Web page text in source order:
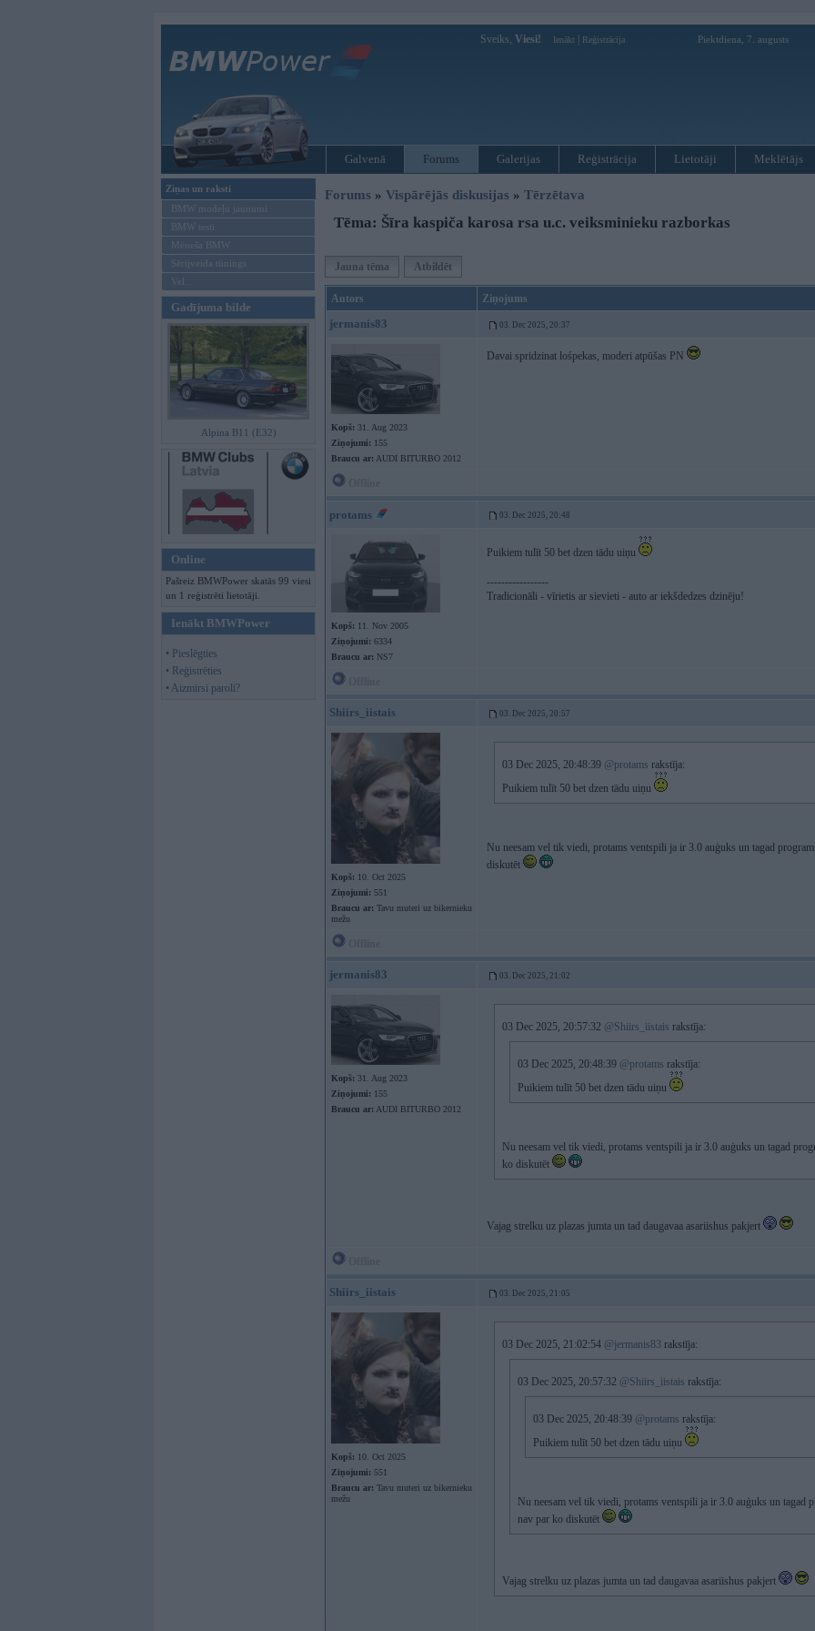
Sveiks, Viesi! Ienākt Reģistrācija Piektdiena, 7. augusts
Galvenā Forums Galerijas Reģistrācija Lietotāji Meklētājs
Ziņas un raksti
BMW modeļu jaunumi
BMW testi
Mēneša BMW
Sērijveida tūnings
Vel...
Gadījuma bilde
Alpina B11 (E32)
Online
Pašreiz BMWPower skatās 99 viesi
un 1 reģistrēti lietotāji.
Ienākt BMWPower
• Pieslēgties
• Reģistrēties
• Aizmirsi paroli?
Forums » Vispārējās diskusijas » Tērzētava
Tēma: Šīra kaspiča karosa rsa u.c. veiksminieku razborkas
Jauna tēma Atbildēt
Autors Ziņojums
jermanis83 03. Dec 2025, 20:37
Kopš: 31. Aug 2023
Ziņojumi: 155
Braucu ar: AUDI BITURBO 2012
Davai spridzinat lośpekas, moderi atpūšas PN
protams 03. Dec 2025, 20:48
Kopš: 11. Nov 2005
Ziņojumi: 6334
Braucu ar: NS7
Puikiem tulīt 50 bet dzen tādu uiņu
-----------------
Tradicionāli - vīrietis ar sievieti - auto ar iekšdedzes dzinēju!
Shiirs_iistais 03. Dec 2025, 20:57
Kopš: 10. Oct 2025
Ziņojumi: 551
Braucu ar: Tavu muteri uz bikernieku
mežu
03 Dec 2025, 20:48:39 @protams rakstīja:
Puikiem tulīt 50 bet dzen tādu uiņu
Nu neesam vel tik viedi, protams ventspili ja ir 3.0 auģuks un tagad
diskutēt
jermanis83 03. Dec 2025, 21:02
Kopš: 31. Aug 2023
Ziņojumi: 155
Braucu ar: AUDI BITURBO 2012
03 Dec 2025, 20:57:32 @Shiirs_iistais rakstīja:
03 Dec 2025, 20:48:39 @protams rakstīja:
Puikiem tulīt 50 bet dzen tādu uiņu
Nu neesam vel tik viedi, protams ventspili ja ir 3.0 auģuks un tagad
ko diskutēt
Vajag strelku uz plazas jumta un tad daugavaa asariishus pakjert
Shiirs_iistais 03. Dec 2025, 21:05
Kopš: 10. Oct 2025
Ziņojumi: 551
Braucu ar: Tavu muteri uz bikernieku
mežu
03 Dec 2025, 21:02:54 @jermanis83 rakstīja:
03 Dec 2025, 20:57:32 @Shiirs_iistais rakstīja:
03 Dec 2025, 20:48:39 @protams rakstīja:
Puikiem tulīt 50 bet dzen tādu uiņu
Nu neesam vel tik viedi, protams ventspili ja ir 3.0 auģuks un tagad
nav par ko diskutēt
Vajag strelku uz plazas jumta un tad daugavaa asariishus pakjert